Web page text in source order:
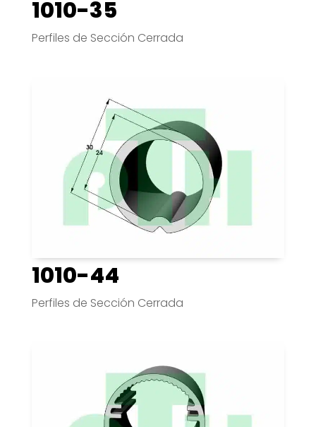
1010-35
Perfiles de Sección Cerrada
1010-44
Perfiles de Sección Cerrada